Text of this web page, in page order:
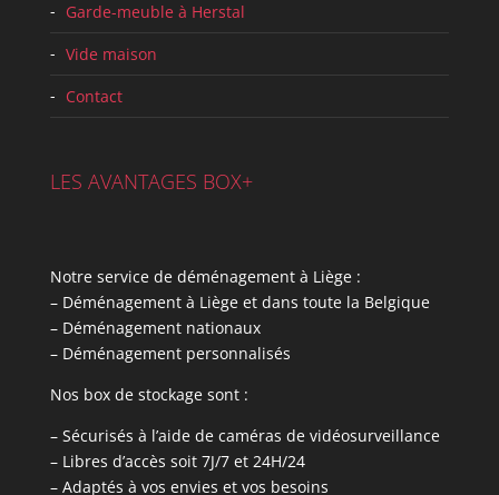
Garde-meuble à Herstal
Vide maison
Contact
LES AVANTAGES BOX+
Notre service de déménagement à Liège :
– Déménagement à Liège et dans toute la Belgique
– Déménagement nationaux
– Déménagement personnalisés
Nos box de stockage sont :
– Sécurisés à l’aide de caméras de vidéosurveillance
– Libres d’accès soit 7J/7 et 24H/24
– Adaptés à vos envies et vos besoins